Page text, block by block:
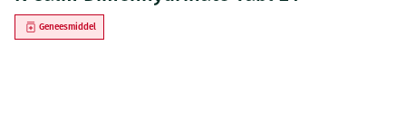
Geneesmiddel